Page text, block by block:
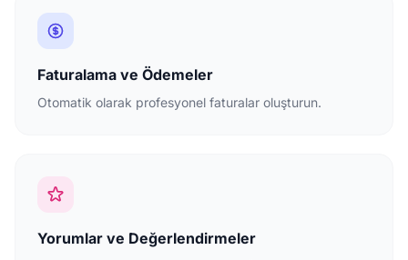
Faturalama ve Ödemeler
Otomatik olarak profesyonel faturalar oluşturun.
Yorumlar ve Değerlendirmeler